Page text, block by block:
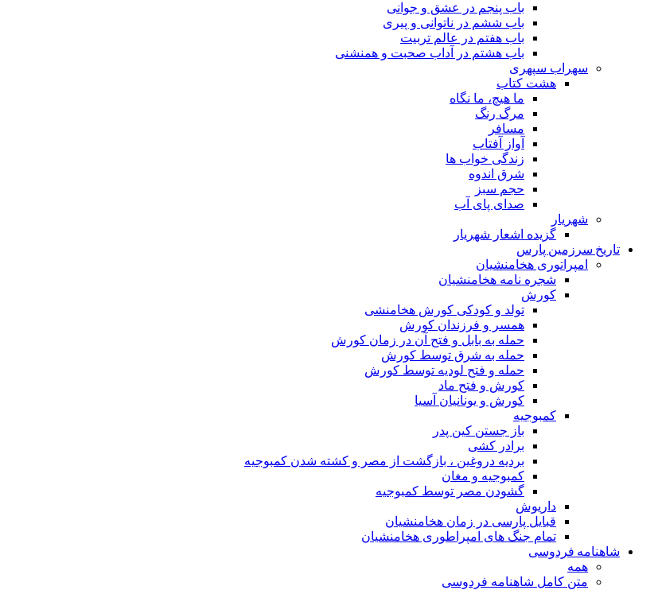
باب پنجم در عشق و جوانى
باب ششم در ناتوانى و پیرى
باب هفتم در عالم تربیت
باب هشتم در آداب صحبت و همنشنى
سهراب سپهری
هشت کتاب
ما هیچ، ما نگاه
مرگ رنگ
مسافر
آواز آفتاب
زندگی خواب ها
شرق اندوه
حجم سبز
صدای پای آب
شهریار
گزیده اشعار شهریار
تاریخ سرزمین پارس
امپراتوری هخامنشیان
شجره نامه هخامنشیان
کورش
تولد و کودکی کورش هخامنشی
همسر و فرزندان کورش
حمله به بابل و فتح آن در زمان کورش
حمله به شرق توسط کورش
حمله و فتح لودیه توسط کورش
کورش و فتح ماد
کورش و یونانیان آسیا
کمبوجیه
باز جستن کین پدر
برادر کشی
بردیه دروغین ، بازگشت از مصر و کشته شدن کمبوجیه
کمبوجیه و مغان
گشودن مصر توسط کمبوجیه
داریوش
قبایل پارسی در زمان هخامنشیان
تمام جنگ های امپراطوری هخامنشیان
شاهنامه فردوسی
همه
متن کامل شاهنامه فردوسی